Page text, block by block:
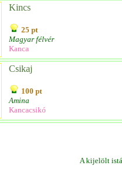
Kincs
25 pt
Magyar félvér
Kanca
Csikaj
100 pt
Amina
Kancacsikó
A kijelölt